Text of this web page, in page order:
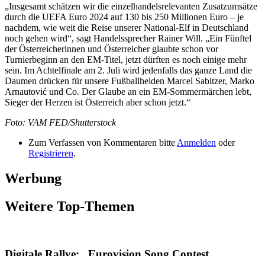
„Insgesamt schätzen wir die einzelhandelsrelevanten Zusatzumsätze
durch die UEFA Euro 2024 auf 130 bis 250 Millionen Euro – je
nachdem, wie weit die Reise unserer National-Elf in Deutschland
noch gehen wird“, sagt Handelssprecher Rainer Will. „Ein Fünftel
der Österreicherinnen und Österreicher glaubte schon vor
Turnierbeginn an den EM-Titel, jetzt dürften es noch einige mehr
sein. Im Achtelfinale am 2. Juli wird jedenfalls das ganze Land die
Daumen drücken für unsere Fußballhelden Marcel Sabitzer, Marko
Arnautović und Co. Der Glaube an ein EM-Sommermärchen lebt,
Sieger der Herzen ist Österreich aber schon jetzt.“
Foto: VAM FED/Shutterstock
Zum Verfassen von Kommentaren bitte Anmelden oder
Registrieren.
Werbung
Weitere Top-Themen